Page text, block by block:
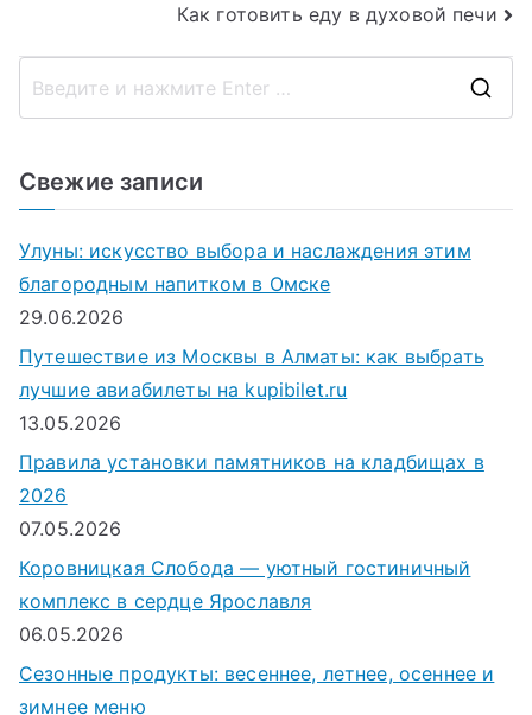
записям
Как готовить еду в духовой печи
Свежие записи
Улуны: искусство выбора и наслаждения этим
благородным напитком в Омске
29.06.2026
Путешествие из Москвы в Алматы: как выбрать
лучшие авиабилеты на kupibilet.ru
13.05.2026
Правила установки памятников на кладбищах в
2026
07.05.2026
Коровницкая Слобода — уютный гостиничный
комплекс в сердце Ярославля
06.05.2026
Сезонные продукты: весеннее, летнее, осеннее и
зимнее меню